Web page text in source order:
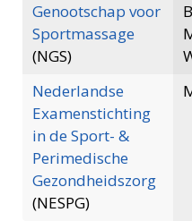
Genootschap voor
Sportmassage
(NGS)
Nederlandse
Examenstichting
in de Sport- &
Perimedische
Gezondheidszorg
(NESPG)